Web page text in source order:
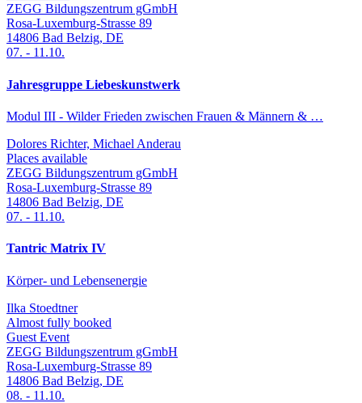
ZEGG Bildungszentrum gGmbH
Rosa-Luxemburg-Strasse 89
14806 Bad Belzig, DE
07. - 11.10.
Jahresgruppe Liebeskunstwerk
Modul III - Wilder Frieden zwischen Frauen & Männern & …
Dolores Richter, Michael Anderau
Places available
ZEGG Bildungszentrum gGmbH
Rosa-Luxemburg-Strasse 89
14806 Bad Belzig, DE
07. - 11.10.
Tantric Matrix IV
Körper- und Lebensenergie
Ilka Stoedtner
Almost fully booked
Guest Event
ZEGG Bildungszentrum gGmbH
Rosa-Luxemburg-Strasse 89
14806 Bad Belzig, DE
08. - 11.10.